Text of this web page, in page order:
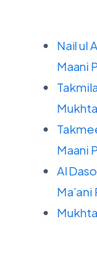
Nail ul
Maani
Maani
Al